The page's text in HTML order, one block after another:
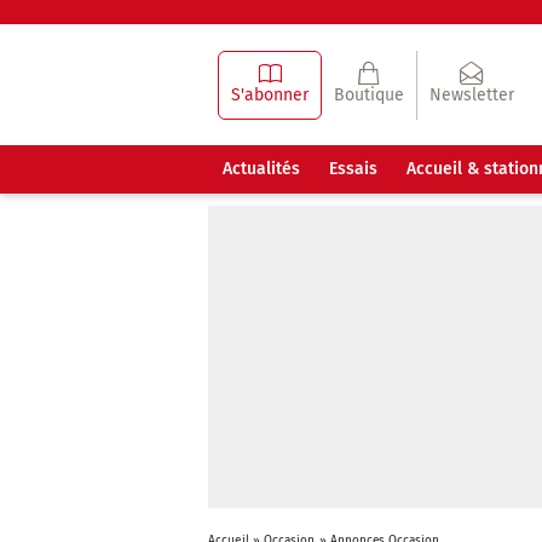
S'abonner Boutique Newsletter
Actualités Essais Accueil &